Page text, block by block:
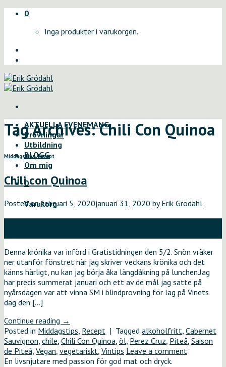
Skip
0
Inga produkter i varukorgen.
AKTUELLA EVENEMANG
Provningar
Utbildning
BLOGG
Om mig
0
Varukorg
Tag Archives:Chili Con Quinoa
Middagstips,Recept
Chili con Quinoa
Posted onfebruari 5, 2020januari 31, 2020 byErik Grödahl
Denna krönika var införd i Gratistidningen den 5/2. Snön vräker
ner utanför fönstret när jag skriver veckans krönika och det
känns härligt, nu kan jag börja åka längdåkning på lunchen.Jag
har precis summerat januari och ett av de mål jag satte på
nyårsdagen var att vinna SM i blindprovning för lag på Vinets
dag den […]
Continue reading →
Posted in Middagstips, Recept | Tagged alkoholfritt, Cabernet
Sauvignon, chile, Chili Con Quinoa, öl, Perez Cruz, Piteå, Saison
de Piteå, Vegan, vegetariskt, Vintips Leave a comment
En livsnjutare med passion för god mat och dryck.